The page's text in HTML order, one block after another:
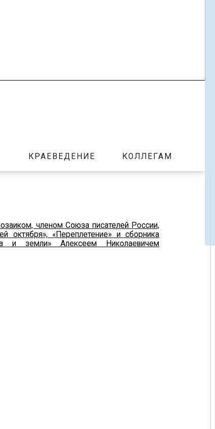
КРАЕВЕДЕНИЕ КОЛЛЕГАМ
членом Союза писателей России,
октября», «Переплетение» и сборника
и земли» Алексеем Николаевичем